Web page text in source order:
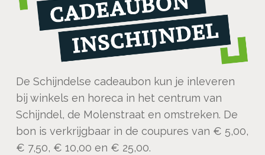
De Schijndelse cadeaubon kun je inleveren
bij winkels en horeca in het centrum van
Schijndel, de Molenstraat en omstreken. De
bon is verkrijgbaar in de coupures van € 5,00,
€ 7,50, € 10,00 en € 25,00.